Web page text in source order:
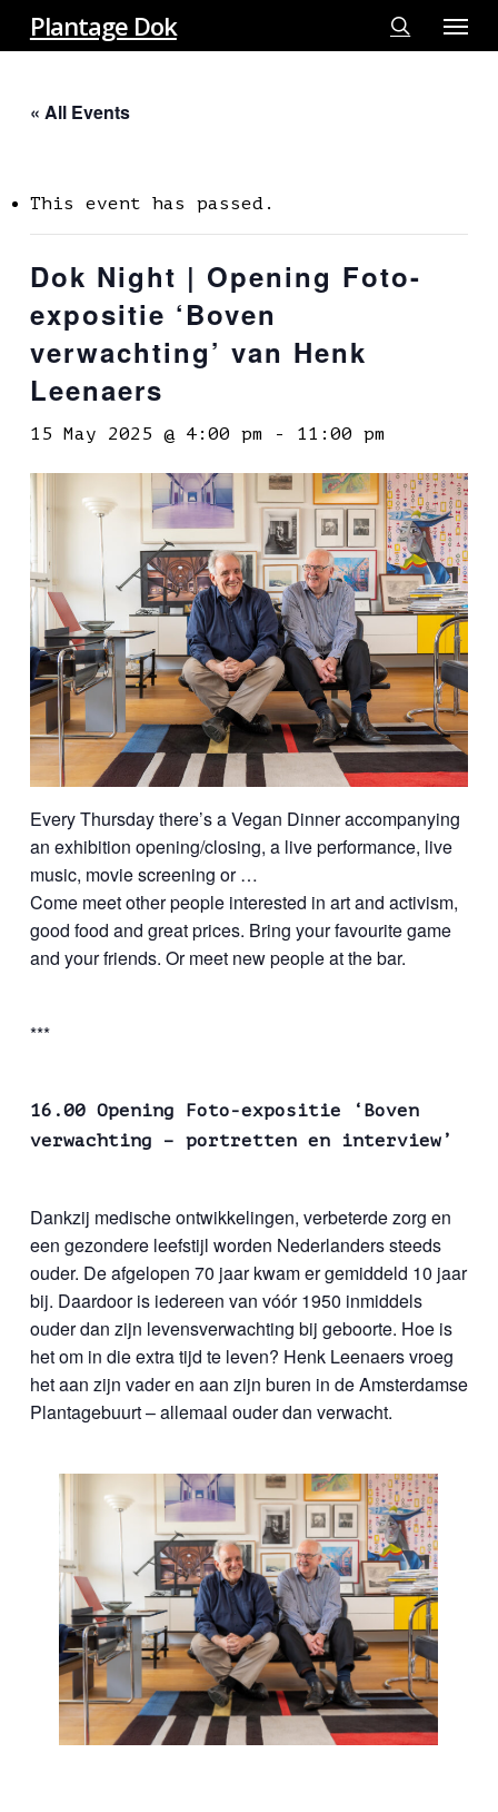
Skip
to
content
Plantage Dok
search
Menu
« All Events
This event has passed.
Dok Night | Opening Foto-
expositie ‘Boven
verwachting’ van Henk
Leenaers
15 May 2025 @ 4:00 pm - 11:00 pm
Every Thursday there’s a Vegan Dinner accompanying
an exhibition opening/closing, a live performance, live
music, movie screening or …
Come meet other people interested in art and activism,
good food and great prices. Bring your favourite game
and your friends. Or meet new people at the bar.
***
16.00 Opening Foto-expositie ‘Boven
verwachting – portretten en interview’
Dankzij medische ontwikkelingen, verbeterde zorg en
een gezondere leefstijl worden Nederlanders steeds
ouder. De afgelopen 70 jaar kwam er gemiddeld 10 jaar
bij. Daardoor is iedereen van vóór 1950 inmiddels
ouder dan zijn levensverwachting bij geboorte. Hoe is
het om in die extra tijd te leven? Henk Leenaers vroeg
het aan zijn vader en aan zijn buren in de Amsterdamse
Plantagebuurt – allemaal ouder dan verwacht.